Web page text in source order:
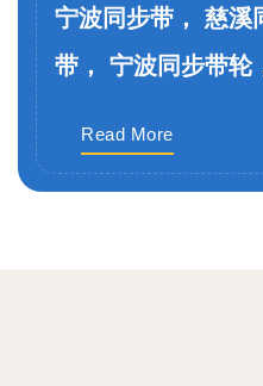
宁波同步带， 慈溪
带， 宁波同步带轮
Read More